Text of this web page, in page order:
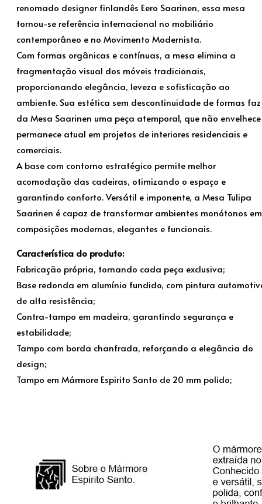
renomado designer finlandês Eero Saarinen, essa mesa
tornou-se referência internacional no mobiliário
contemporâneo e no Movimento Modernista.
Com formas orgânicas e contínuas, a mesa elimina a
fragmentação visual dos móveis tradicionais,
proporcionando elegância, leveza e sofisticação ao
ambiente. Sua estética sem descontinuidade de formas faz
da Mesa Saarinen uma peça atemporal, que não
permanece atual em projetos de interiores residenciais e
comerciais.
A base com contorno estratégico permite melhor
acomodação das cadeiras, otimizando o espaço e
garantindo conforto. Versátil e imponente, a Mesa Tulipa
Saarinen é capaz de transformar ambientes monótonos em
composições modernas, elegantes e funcionais.
Característica do produto:
Fabricação própria, tornando cada peça exclusiva;
Base redonda em alumínio fundido, com pintura
de alta resistência;
Contra-tampo em madeira, garantindo segurança e
estabilidade;
Tampo com borda chanfrada, reforçando a elegância do
design;
Tampo em Mármore Espirito Santo de 20 mm polido;